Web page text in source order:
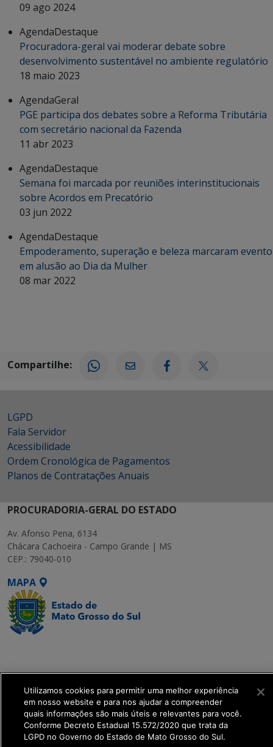
09 ago 2024
AgendaDestaque
Procuradora-geral vai moderar debate sobre
desenvolvimento sustentável no ambiente regulatório
18 maio 2023
AgendaGeral
PGE participa dos debates sobre a Reforma Tributária
com secretário nacional da Fazenda
11 abr 2023
AgendaDestaque
Semana foi marcada por reuniões interinstitucionais
sobre Acordos em Precatório
03 jun 2022
AgendaDestaque
Empoderamento, superação e beleza marcaram evento
em alusão ao Dia da Mulher
08 mar 2022
Compartilhe:
LGPD
Fala Servidor
Acessibilidade
Ordem Cronológica de Pagamentos
Planos de Contratações Anuais
PROCURADORIA-GERAL DO ESTADO
Av. Afonso Pena, 6134
Chácara Cachoeira - Campo Grande | MS
CEP.: 79040-010
MAPA
get_footer();
Utilizamos cookies para permitir uma melhor experiência
em nosso website e para nos ajudar a compreender
quais informações são mais úteis e relevantes para você.
Conforme Decreto Estadual 15.572/2020 que trata da
LGPD no Governo do Estado de Mato Grosso do Sul.